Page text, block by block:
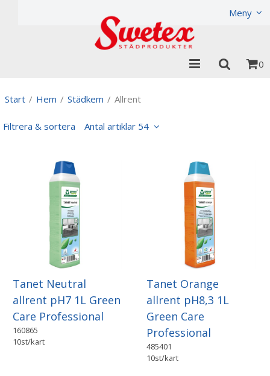
Meny
0
Start / Hem / Städkem / Allrent
Filtrera & sortera Antal artiklar 54
Tanet Neutral
allrent pH7 1L Green
Care Professional
160865
10st/kart
Tanet Orange
allrent pH8,3 1L
Green Care
Professional
485401
10st/kart